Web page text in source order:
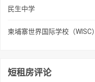
民生中学
柬埔寨世界国际学校（WISC）
短租房评论